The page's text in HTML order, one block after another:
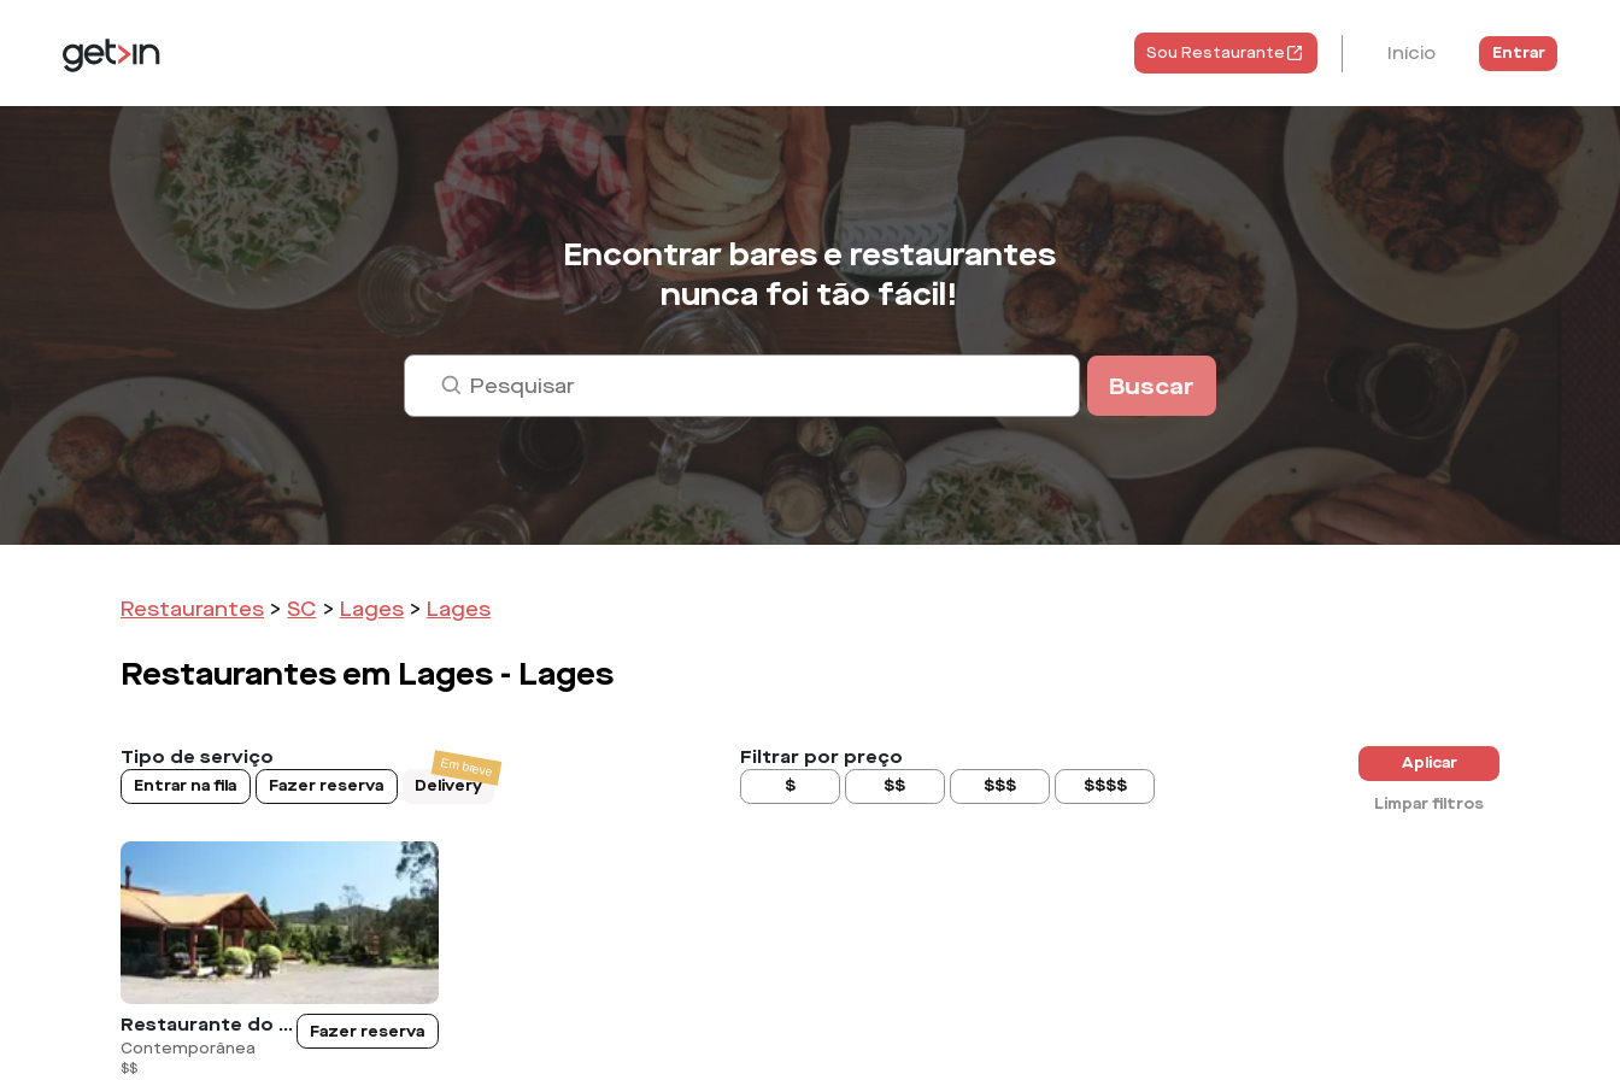
Sou Restaurante Início Entrar
Encontrar bares e restaurantes
nunca foi tão fácil!
Buscar
Restaurantes > SC > Lages > Lages
Restaurantes em Lages - Lages
Tipo de serviço
Entrar na fila Fazer reserva Delivery
Filtrar por preço
$ $$ $$$ $$$$
Aplicar
Limpar filtros
Restaurante do Monge
Contemporânea
$$
Fazer reserva